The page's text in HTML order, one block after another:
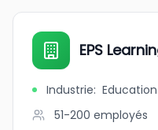
EPS
Industrie:
51-200 employés